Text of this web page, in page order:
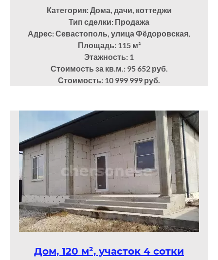
Категория: Дома, дачи, коттеджи
Тип сделки: Продажа
Адрес: Севастополь, улица Фёдоровская,
Площадь: 115м²
Этажность: 1
Стоимость за кв.м.: 95 652 руб.
Стоимость: 10 999 999 руб.
Дом, 120 м², участок 4 сотки